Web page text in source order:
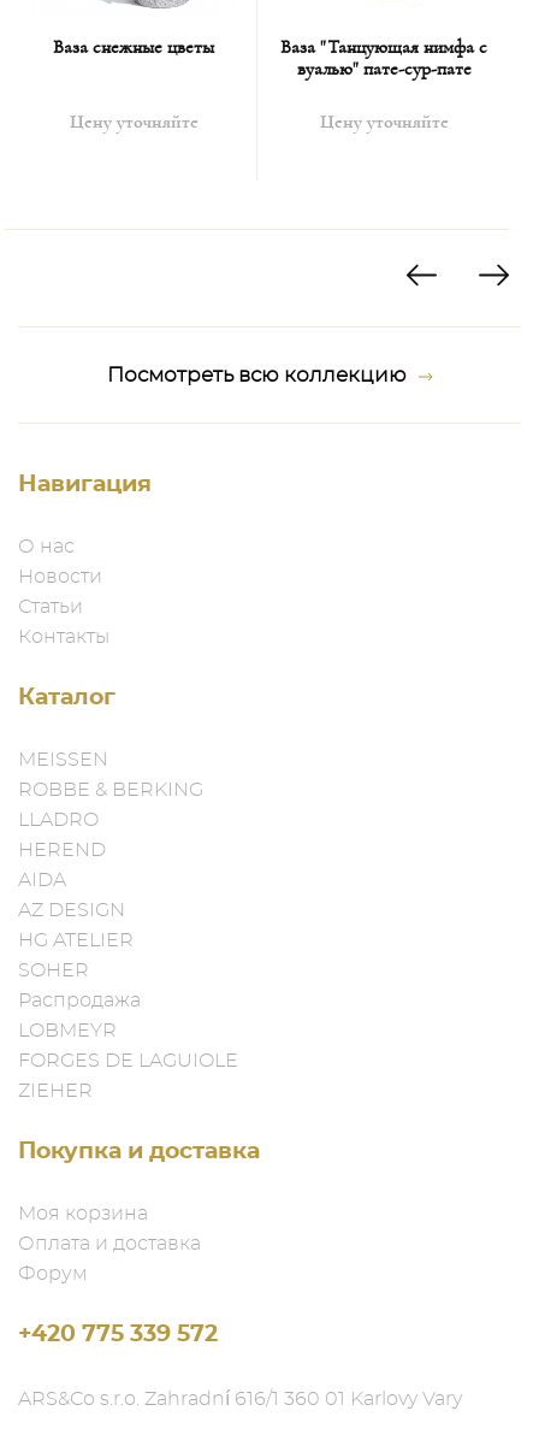
Ваза снежные цветы
Цену уточняйте
Ваза "Танцующая нимфа с
вуалью" пате-сур-пате
Цену уточняйте
Посмотреть всю коллекцию
Навигация
О нас
Новости
Статьи
Контакты
Каталог
MEISSEN
ROBBE & BERKING
LLADRO
HEREND
AIDA
AZ DESIGN
HG ATELIER
SOHER
Распродажа
LOBMEYR
FORGES DE LAGUIOLE
ZIEHER
Покупка и доставка
Моя корзина
Оплата и доставка
Форум
+420 775 339 572
ARS&Co s.r.o. Zahradní 616/1 360 01 Karlovy Vary